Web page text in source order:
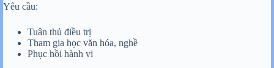
Yêu cầu:
Tuân thủ điều trị
Tham gia học văn hóa, nghề
Phục hồi hành vi